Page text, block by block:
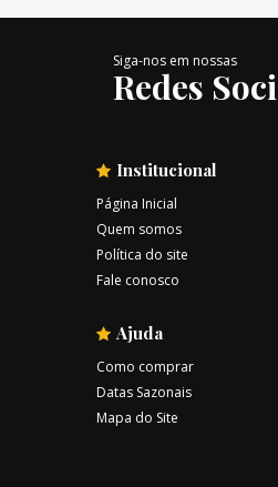
Siga-nos em nossas
Redes
Institucional
Página Inicial
Quem somos
Política do site
Fale conosco
Ajuda
Como comprar
Datas Sazonais
Mapa do Site